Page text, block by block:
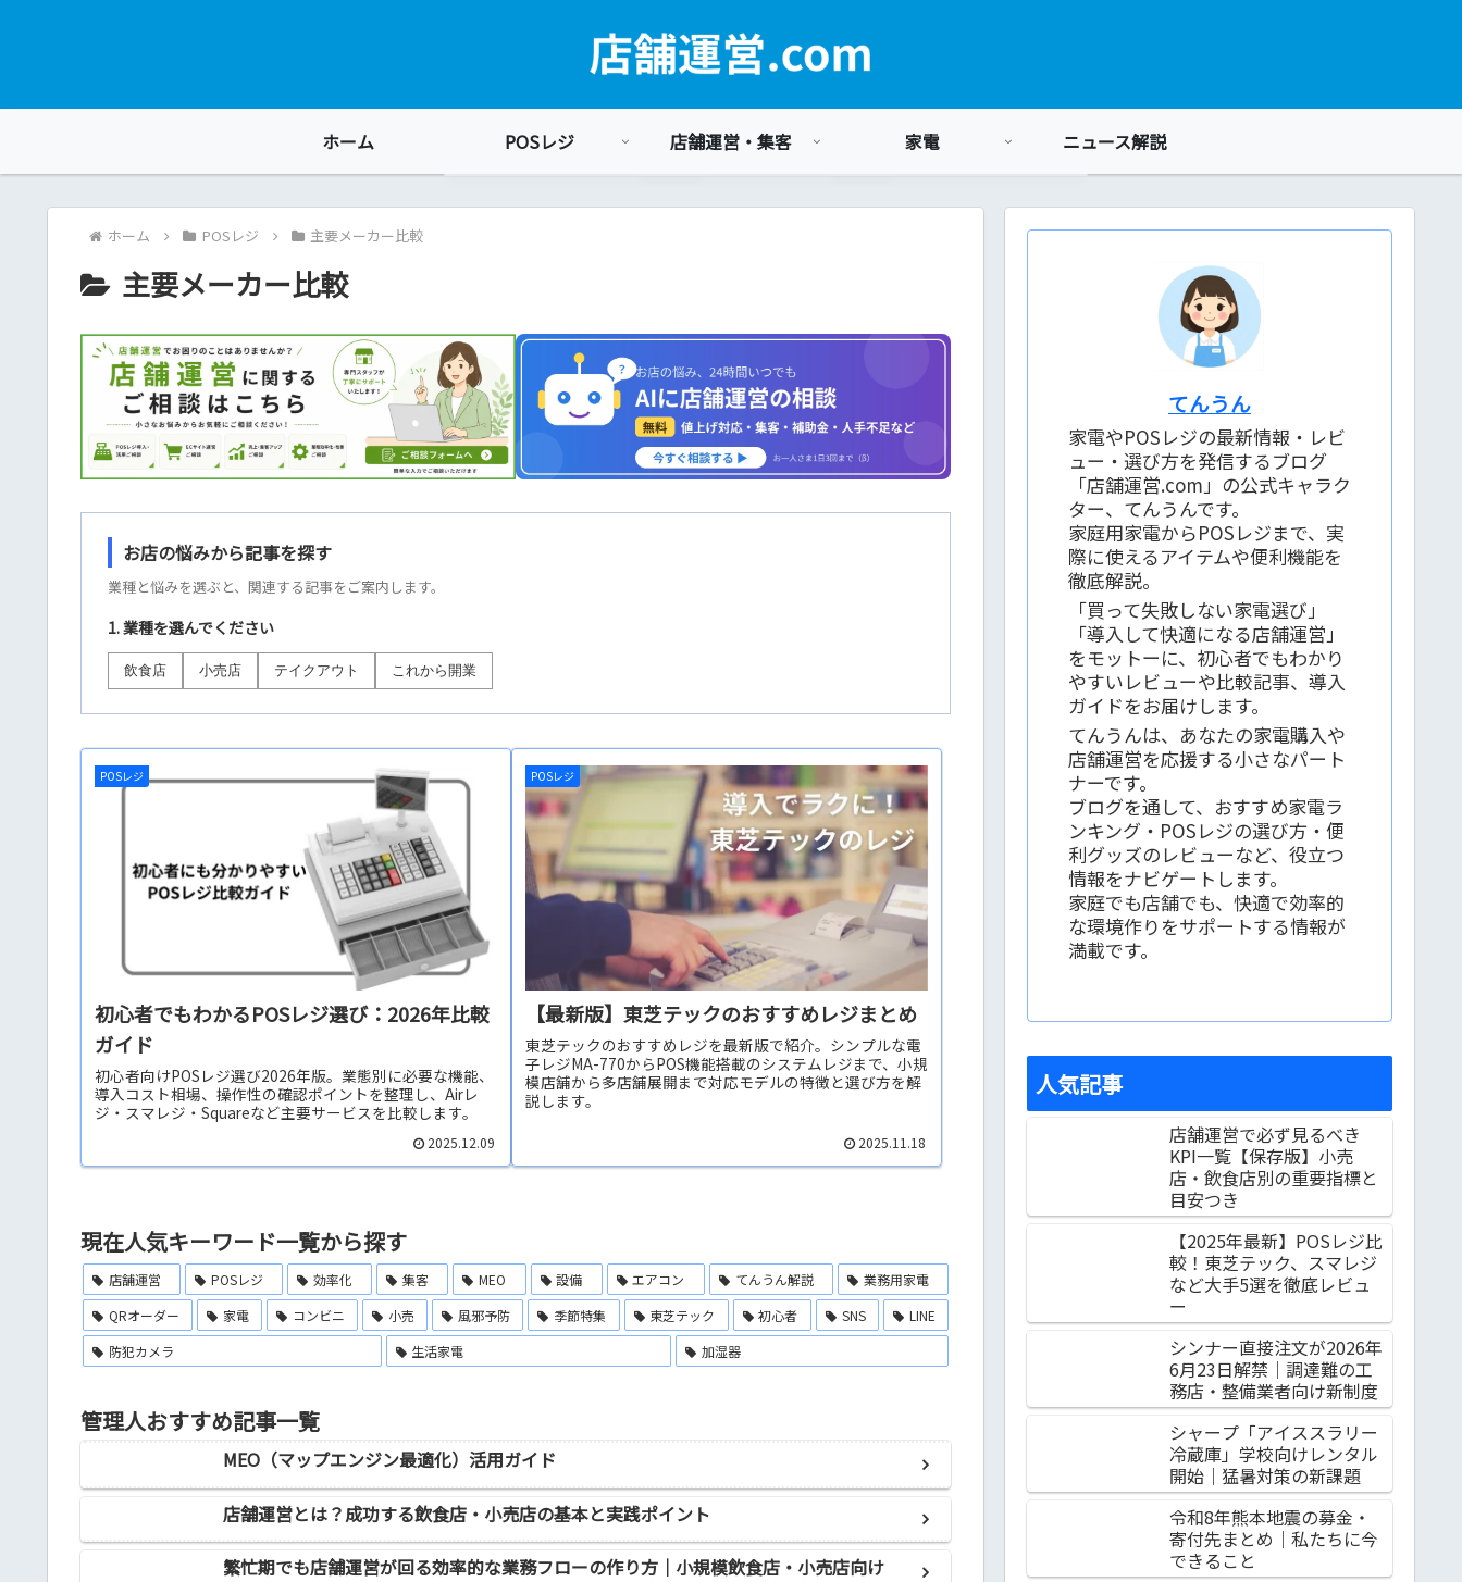
ホーム POSレジ 店舗運営・集客 家電 ニュース解説
ホーム POSレジ 主要メーカー比較
主要メーカー比較
お店の悩みから記事を探す
業種と悩みを選ぶと、関連する記事をご案内します。
1. 業種を選んでください
飲食店 小売店 テイクアウト これから開業
POSレジ
初心者でもわかるPOSレジ選び：2026年比較
ガイド
初心者向けPOSレジ選び2026年版。業態別に必要な機能、
導入コスト相場、操作性の確認ポイントを整理し、Airレ
ジ・スマレジ・Squareなど主要サービスを比較します。
2025.12.09
POSレジ
【最新版】東芝テックのおすすめレジまとめ
東芝テックのおすすめレジを最新版で紹介。シンプルな電
子レジMA-770からPOS機能搭載のシステムレジまで、小規
模店舗から多店舗展開まで対応モデルの特徴と選び方を解
説します。
2025.11.18
現在人気キーワード一覧から探す
店舗運営 POSレジ 効率化 集客 MEO 設備 エアコン てんうん解説
業務用家電
QRオーダー
家電 コンビニ 小売 風邪予防 季節特集 東芝テック 初心者 SNS
LINE
防犯カメラ
生活家電 加湿器
管理人おすすめ記事一覧
MEO（マップエンジン最適化）活用ガイド
店舗運営とは？成功する飲食店・小売店の基本と実践ポイント
繁忙期でも店舗運営が回る効率的な業務フローの作り方｜小規模飲食店・小売店向け
てんうん
家電やPOSレジの最新情報・レビ
ュー・選び方を発信するブログ
「店舗運営.com」の公式キャラク
ター、てんうんです。
家庭用家電からPOSレジまで、実
際に使えるアイテムや便利機能を
徹底解説。
「買って失敗しない家電選び」
「導入して快適になる店舗運営」
をモットーに、初心者でもわかり
やすいレビューや比較記事、導入
ガイドをお届けします。
てんうんは、あなたの家電購入や
店舗運営を応援する小さなパート
ナーです。
ブログを通して、おすすめ家電ラ
ンキング・POSレジの選び方・便
利グッズのレビューなど、役立つ
情報をナビゲートします。
家庭でも店舗でも、快適で効率的
な環境作りをサポートする情報が
満載です。
人気記事
店舗運営で必ず見るべき
KPI一覧【保存版】小売
店・飲食店別の重要指標と
目安つき
【2025年最新】POSレジ比
較！東芝テック、スマレジ
など大手5選を徹底レビュ
ー
シンナー直接注文が2026年
6月23日解禁｜調達難の工
務店・整備業者向け新制度
シャープ「アイススラリー
冷蔵庫」学校向けレンタル
開始｜猛暑対策の新課題
令和8年熊本地震の募金・
寄付先まとめ｜私たちに今
できること